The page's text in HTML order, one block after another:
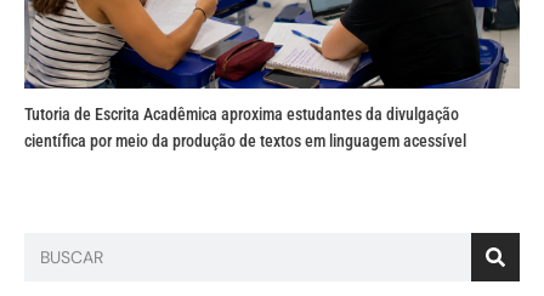
Tutoria de Escrita Acadêmica aproxima estudantes da divulgação
científica por meio da produção de textos em linguagem acessível